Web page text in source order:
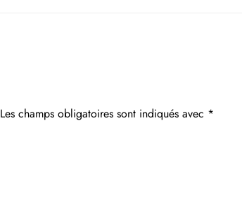
Les champs obligatoires sont indiqués avec *